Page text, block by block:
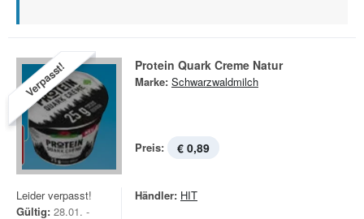
Verpasst! Protein Quark Creme Natur
Marke: Schwarzwaldmilch
Preis: € 0,89
Leider verpasst!
Gültig: 28.01. -
Händler: HIT